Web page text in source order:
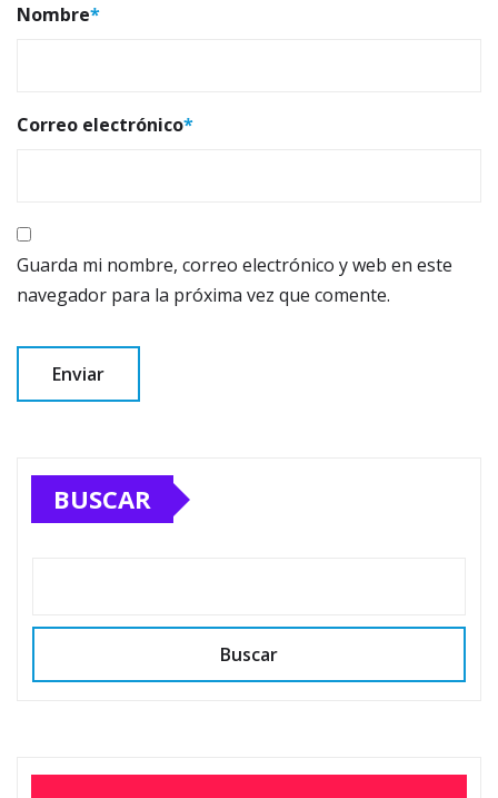
Nombre*
Correo electrónico*
Guarda mi nombre, correo electrónico y web en este
navegador para la próxima vez que comente.
BUSCAR
Buscar